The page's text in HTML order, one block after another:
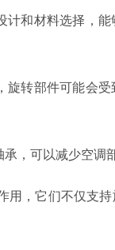
计和材料选择，
旋转部件可能会
，可以减少空调
用，它们不仅支